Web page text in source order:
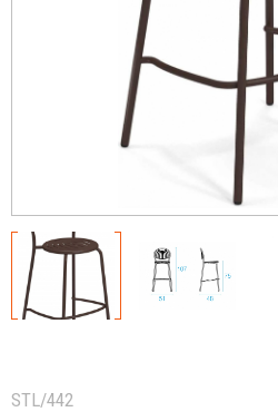
STL/442